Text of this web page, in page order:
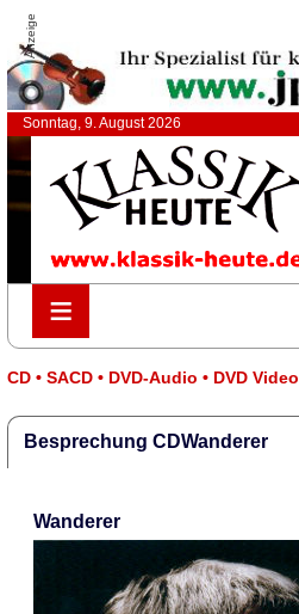
Anzeige
Sonntag, 9. August 2026
≡
≡
CD • SACD • DVD-Audio • DVD Video
Besprechung CDWanderer
Wanderer